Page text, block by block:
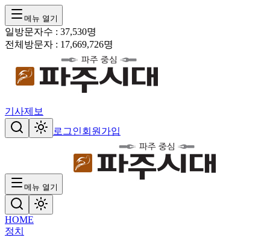
메뉴 열기
일방문자수 : 37,530명
전체방문자 : 17,669,726명
기사제보
로그인회원가입
메뉴 열기
HOME
정치